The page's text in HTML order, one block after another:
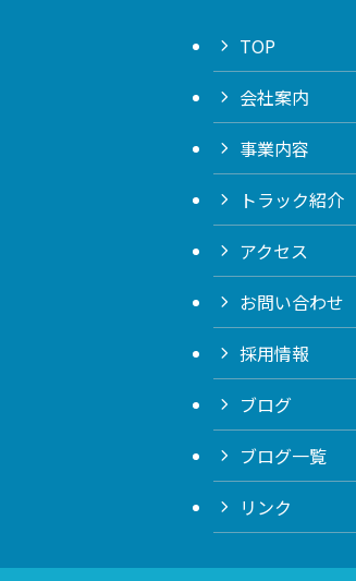
TOP
会社案内
事業内容
トラック紹介
アクセス
お問い合わせ
採用情報
ブログ
ブログ一覧
リンク